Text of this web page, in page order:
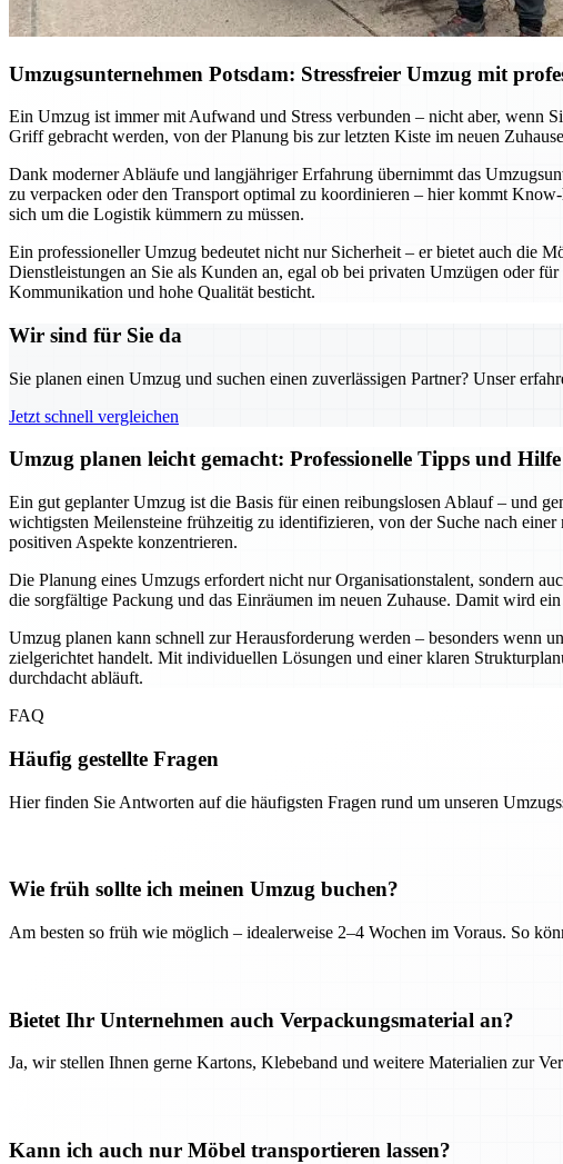
Umzugsunternehmen Potsdam: Stressfreier Umzug mit
Ein Umzug ist immer mit Aufwand und Stress verbunden – nicht aber, wenn
Griff gebracht werden, von der Planung bis zur letzten Kiste im neuen
Dank moderner Abläufe und langjähriger Erfahrung übernimmt das
zu verpacken oder den Transport optimal zu koordinieren – hier kommt
sich um die Logistik kümmern zu müssen.
Ein professioneller Umzug bedeutet nicht nur Sicherheit – er bietet auch die
Dienstleistungen an Sie als Kunden an, egal ob bei privaten Umzügen oder
Kommunikation und hohe Qualität besticht.
Wir sind für Sie da
Sie planen einen Umzug und suchen einen zuverlässigen Partner? Unser
Jetzt schnell vergleichen
Umzug planen leicht gemacht: Professionelle Tipps und
Ein gut geplanter Umzug ist die Basis für einen reibungslosen Ablauf – und
wichtigsten Meilensteine frühzeitig zu identifizieren, von der Suche nach
positiven Aspekte konzentrieren.
Die Planung eines Umzugs erfordert nicht nur Organisationstalent, sondern
die sorgfältige Packung und das Einräumen im neuen Zuhause. Damit wird
Umzug planen kann schnell zur Herausforderung werden – besonders wenn
zielgerichtet handelt. Mit individuellen Lösungen und einer klaren
durchdacht abläuft.
FAQ
Häufig gestellte Fragen
Hier finden Sie Antworten auf die häufigsten Fragen rund um unseren
Wie früh sollte ich meinen Umzug buchen?
Am besten so früh wie möglich – idealerweise 2–4 Wochen im Voraus. So
Bietet Ihr Unternehmen auch Verpackungsmaterial an?
Ja, wir stellen Ihnen gerne Kartons, Klebeband und weitere Materialien zur
Kann ich auch nur Möbel transportieren lassen?